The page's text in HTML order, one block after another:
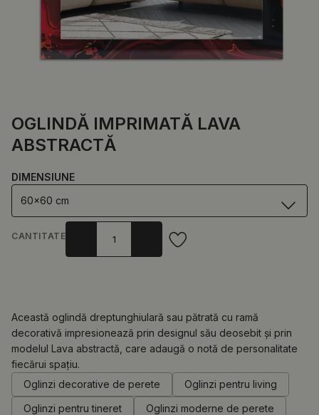
OGLINDĂ IMPRIMATĂ LAVA
ABSTRACTĂ
DIMENSIUNE
60x60 cm
CANTITATE
0.00RON
Această oglindă dreptunghiulară sau pătrată cu ramă
decorativă impresionează prin designul său deosebit și prin
modelul Lava abstractă, care adaugă o notă de personalitate
fiecărui spațiu.
Oglinzi decorative de perete
Oglinzi pentru living
Oglinzi pentru tineret
Oglinzi moderne de perete